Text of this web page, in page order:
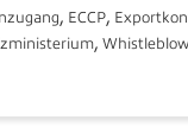
, ECCP,
,